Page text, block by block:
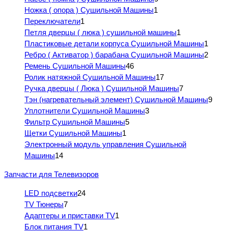
Ножка ( опора ) Сушильной Машины1
Переключатели1
Петля дверцы ( люка ) сушильной машины1
Пластиковые детали корпуса Сушильной Машины1
Ребро ( Активатор ) барабана Сушильной Машины2
Ремень Сушильной Машины46
Ролик натяжной Сушильной Машины17
Ручка дверцы ( Люка ) Сушильной Машины7
Тэн (нагревательный элемент) Сушильной Машины9
Уплотнители Сушильной Машины3
Фильтр Сушильной Машины5
Щетки Сушильной Машины1
Электронный модуль управления Сушильной
Машины14
Запчасти для Телевизоров
LED подсветки24
TV Тюнеры7
Адаптеры и приставки TV1
Блок питания TV1